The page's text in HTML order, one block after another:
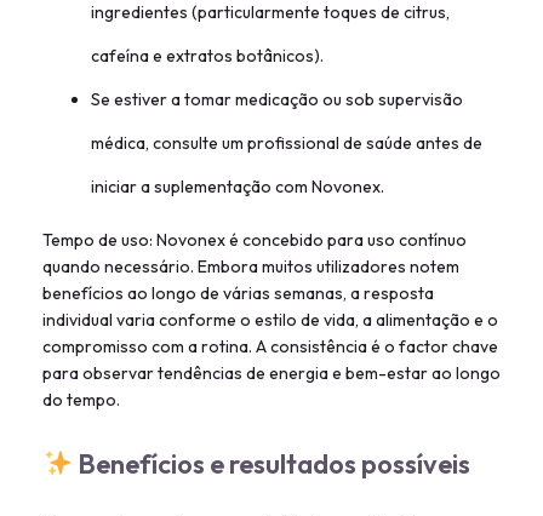
ingredientes (particularmente toques de citrus,
cafeína e extratos botânicos).
Se estiver a tomar medicação ou sob supervisão
médica, consulte um profissional de saúde antes de
iniciar a suplementação com Novonex.
Tempo de uso: Novonex é concebido para uso contínuo
quando necessário. Embora muitos utilizadores notem
benefícios ao longo de várias semanas, a resposta
individual varia conforme o estilo de vida, a alimentação e o
compromisso com a rotina. A consistência é o factor chave
para observar tendências de energia e bem-estar ao longo
do tempo.
Benefícios e resultados possíveis